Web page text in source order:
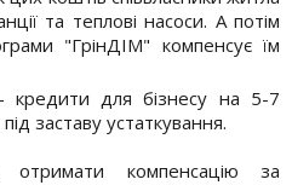
та теплові насоси. А потім
"ГрінДІМ" компенсує їм
кредити для бізнесу на 5-7
заставу устаткування.
компенсацію за